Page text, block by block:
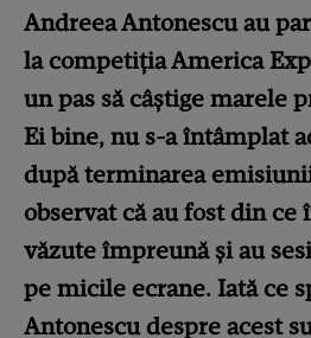
Andreea Antonescu au
la competiția America
un pas să câștige marele
Ei bine, nu s-a întâmplat
după terminarea
observat că au fost din ce
văzute împreună și au
pe micile ecrane. Iată ce
Antonescu despre acest